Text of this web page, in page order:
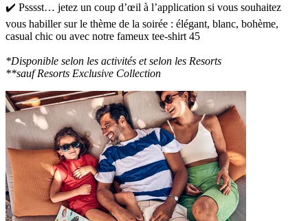
✔️ Psssst… jetez un coup d’œil à l’application si vous souhaitez
vous habiller sur le thème de la soirée : élégant, blanc, bohème,
casual chic ou avec notre fameux tee-shirt 45
*Disponible selon les activités et selon les Resorts
**sauf Resorts Exclusive Collection